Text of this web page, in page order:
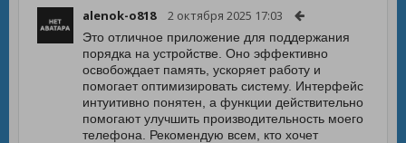
alenok-o818 2 октября 2025 17:03
Это отличное приложение для поддержания
порядка на устройстве. Оно эффективно
освобождает память, ускоряет работу и
помогает оптимизировать систему. Интерфейс
интуитивно понятен, а функции действительно
помогают улучшить производительность моего
телефона. Рекомендую всем, кто хочет